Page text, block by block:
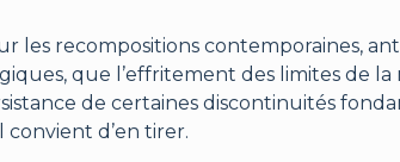
les recompositions contemporaines,
que l’effritement des limites de
de certaines discontinuités
convient d’en tirer.